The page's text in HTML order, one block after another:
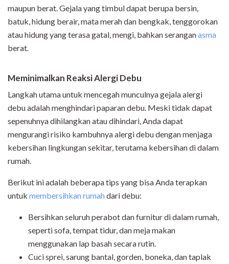
maupun berat. Gejala yang timbul dapat berupa bersin,
batuk, hidung berair, mata merah dan bengkak, tenggorokan
atau hidung yang terasa gatal, mengi, bahkan seranganasma
berat.
Meminimalkan Reaksi Alergi Debu
Langkah utama untuk mencegah munculnya gejala alergi
debu adalah menghindari paparan debu. Meski tidak dapat
sepenuhnya dihilangkan atau dihindari, Anda dapat
mengurangi risiko kambuhnya alergi debu dengan menjaga
kebersihan lingkungan sekitar, terutama kebersihan di dalam
rumah.
Berikut ini adalah beberapa tips yang bisa Anda terapkan
untuk membersihkan rumahdari debu:
Bersihkan seluruh perabot dan furnitur di dalam rumah,
seperti sofa, tempat tidur, dan meja makan
menggunakan lap basah secara rutin.
Cuci sprei, sarung bantal, gorden, boneka, dan taplak